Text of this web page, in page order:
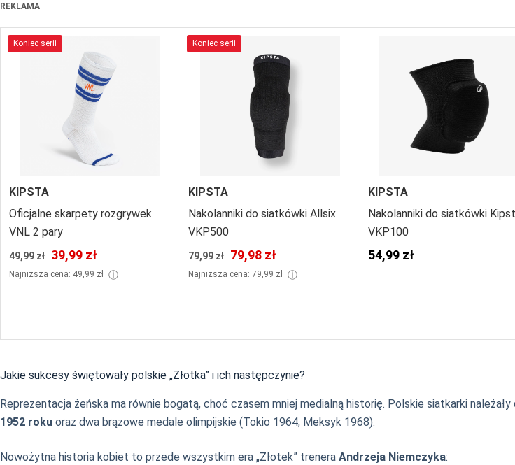
REKLAMA
Koniec serii
KIPSTA
Oficjalne skarpety rozgrywek
VNL 2 pary
49,99 zł 39,99 zł
Najniższa cena: 49,99 zł ⓘ
Koniec serii
KIPSTA
Nakolanniki do siatkówki Allsix
VKP500
79,99 zł 79,98 zł
Najniższa cena: 79,99 zł ⓘ
KIPSTA
Nakolanniki do siatkówki
VKP100
54,99 zł
Jakie sukcesy świętowały polskie „Złotka” i ich następczynie?
Reprezentacja żeńska ma równie bogatą, choć czasem mniej medialną historię. Polskie siatkarki
1952 roku oraz dwa brązowe medale olimpijskie (Tokio 1964, Meksyk 1968).
Nowożytna historia kobiet to przede wszystkim era „Złotek” trenera Andrzeja Niemczyka: